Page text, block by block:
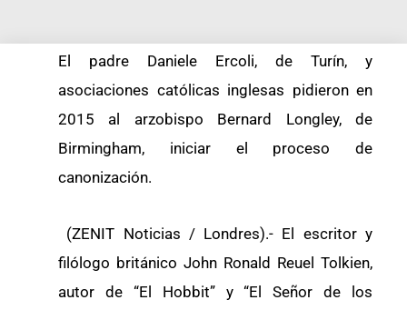
El padre Daniele Ercoli, de Turín, y
asociaciones católicas inglesas pidieron en
2015 al arzobispo Bernard Longley, de
Birmingham, iniciar el proceso de
canonización.
(ZENIT Noticias / Londres).- El escritor y
filólogo británico John Ronald Reuel Tolkien,
autor de “El Hobbit” y “El Señor de los